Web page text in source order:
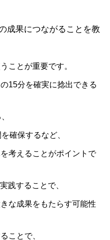
成果につながることを教
ことが重要です。
15分を確実に捻出できる
確保するなど、
考えることがポイントで
践することで、
な成果をもたらす可能性
ことで、